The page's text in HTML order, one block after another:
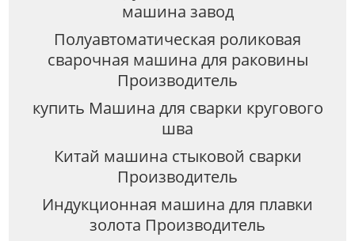
машина завод
Полуавтоматическая роликовая
сварочная машина для раковины
Производитель
купить Машина для сварки кругового
шва
Китай машина стыковой сварки
Производитель
Индукционная машина для плавки
золота Производитель